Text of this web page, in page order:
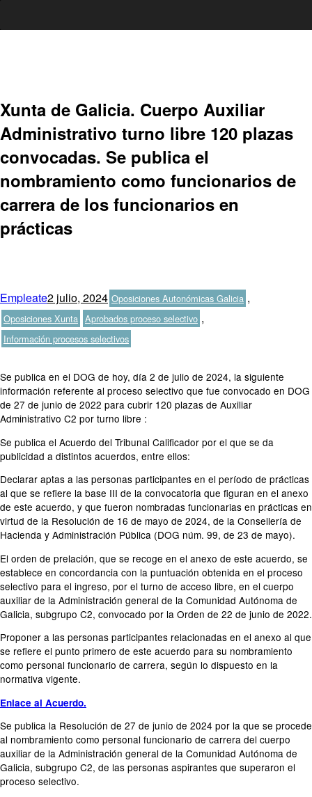
contenido
Xunta de Galicia. Cuerpo Auxiliar
Administrativo turno libre 120 plazas
convocadas. Se publica el
nombramiento como funcionarios de
carrera de los funcionarios en
prácticas
Autor
EmpleatePublicado
el
2 julio, 2024Categorías
Oposiciones Autonómicas Galicia ,
Oposiciones Xunta Etiquetas
Aprobados proceso selectivo ,
Información procesos selectivos
Se publica en el DOG de hoy, día 2 de julio de 2024, la siguiente
información referente al proceso selectivo que fue convocado en DOG
de 27 de junio de 2022 para cubrir 120 plazas de Auxiliar
Administrativo C2 por turno libre :
Se publica el Acuerdo del Tribunal Calificador por el que se da
publicidad a distintos acuerdos, entre ellos:
Declarar aptas a las personas participantes en el período de prácticas
al que se refiere la base III de la convocatoria que figuran en el anexo
de este acuerdo, y que fueron nombradas funcionarias en prácticas en
virtud de la Resolución de 16 de mayo de 2024, de la Consellería de
Hacienda y Administración Pública (DOG núm. 99, de 23 de mayo).
El orden de prelación, que se recoge en el anexo de este acuerdo, se
establece en concordancia con la puntuación obtenida en el proceso
selectivo para el ingreso, por el turno de acceso libre, en el cuerpo
auxiliar de la Administración general de la Comunidad Autónoma de
Galicia, subgrupo C2, convocado por la Orden de 22 de junio de 2022.
Proponer a las personas participantes relacionadas en el anexo al que
se refiere el punto primero de este acuerdo para su nombramiento
como personal funcionario de carrera, según lo dispuesto en la
normativa vigente.
Enlace al Acuerdo.
Se publica la Resolución de 27 de junio de 2024 por la que se procede
al nombramiento como personal funcionario de carrera del cuerpo
auxiliar de la Administración general de la Comunidad Autónoma de
Galicia, subgrupo C2, de las personas aspirantes que superaron el
proceso selectivo.